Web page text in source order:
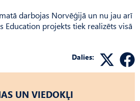
darbojas Norvēģijā un nu jau arī
Education projekts tiek realizēts visā
Dalies:
UN VIEDOKĻI